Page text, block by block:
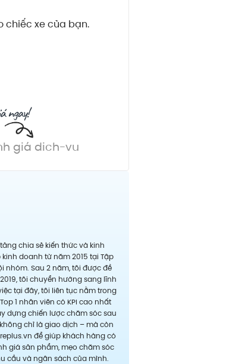
chiếc xe của bạn.
giá dich-vu
chia sẻ kiến thức và kinh
doanh từ năm 2015 tại Tập
nhóm. Sau 2 năm, tôi được đề
tôi chuyển hướng sang lĩnh
tại đây, tôi liên tục nằm trong
1 nhân viên có KPI cao nhất
dựng chiến lược chăm sóc sau
chỉ là giao dịch – mà còn
để giúp khách hàng có
giá sản phẩm, mẹo chăm sóc
cầu và ngân sách của mình.